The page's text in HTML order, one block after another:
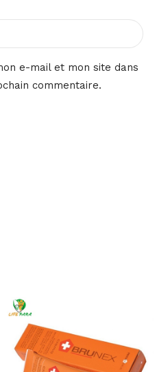
e-mail et mon site dans
commentaire.